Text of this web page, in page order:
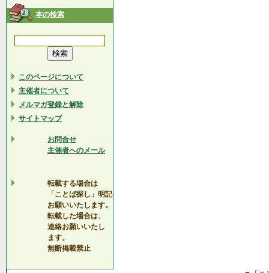
本の検索
このページについて
主催者について
メルマガ登録と解除
サイトマップ
お問合せ
主催者へのメール
転載する場合は
「ことば探し」明記
お願いいたします。
転載した場合は、
連絡お願いいたし
ます。
無断掲載禁止